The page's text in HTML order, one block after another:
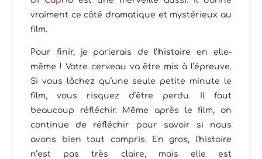
vraiment ce côté dramatique et mystérieux au
film.
Pour finir, je parlerais de l’histoire en elle-
même ! Votre cerveau va être mis à l’épreuve.
Si vous lâchez qu’une seule petite minute le
film, vous risquez d’être perdu. Il faut
beaucoup réfléchir. Même après le film, on
continue de réfléchir pour savoir si nous
avons bien tout compris. En gros, l’histoire
n’est pas très claire, mais elle est